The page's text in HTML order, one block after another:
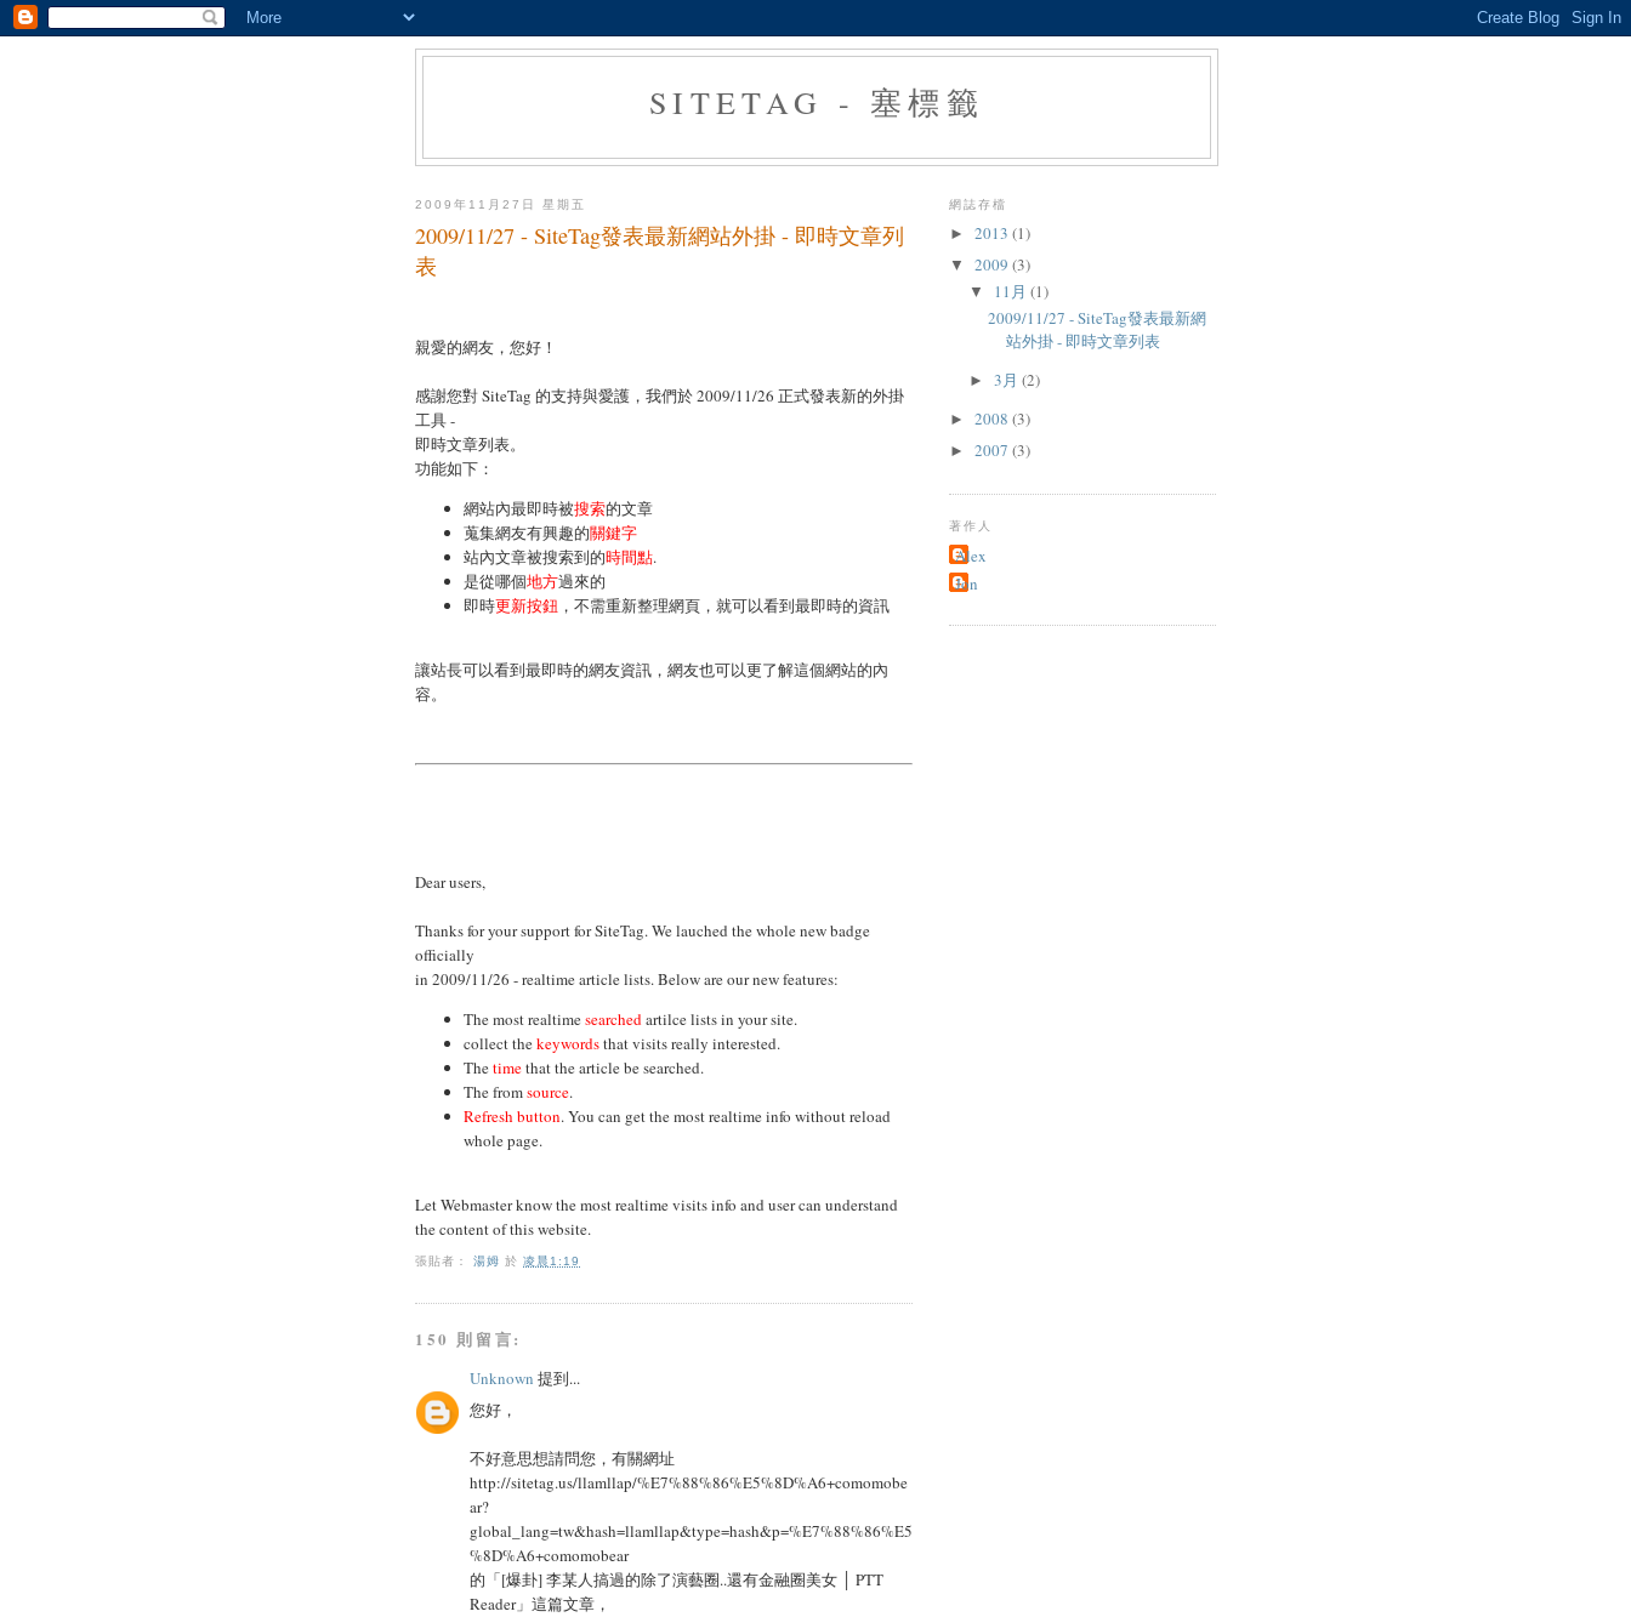
SITETAG - 塞標籤
2009年11月27日 星期五
2009/11/27 - SiteTag發表最新網站外掛 - 即時文章列
表
親愛的網友，您好！
感謝您對 SiteTag 的支持與愛護，我們於 2009/11/26 正式發表新的外掛
工具 -
即時文章列表。
功能如下：
網站內最即時被搜索的文章
蒐集網友有興趣的關鍵字
站內文章被搜索到的時間點.
是從哪個地方過來的
即時更新按鈕 ，不需重新整理網頁，就可以看到最即時的資訊
讓站長可以看到最即時的網友資訊，網友也可以更了解這個網站的內
容。
Dear users,
Thanks for your support for SiteTag. We lauched the whole new badge
officially
in 2009/11/26 - realtime article lists. Below are our new features:
The most realtimesearchedartilce lists in your site.
collect thekeywordsthat visits really interested.
Thetimethat the article be searched.
The fromsource.
Refresh button. You can get the most realtime info without reload
whole page.
Let Webmaster know the most realtime visits info and user can understand
the content of this website.
張貼者：湯姆 於凌晨1:19
150 則留言:
Unknown 提到...
您好，
不好意思想請問您，有關網址
http://sitetag.us/llamllap/%E7%88%86%E5%8D%A6+comomobe
ar?
global_lang=tw&hash=llamllap&type=hash&p=%E7%88%86%E5
%8D%A6+comomobear
的「[爆卦] 李某人搞過的除了演藝圈..還有金融圈美女 │ PTT
Reader」這篇文章，
網誌存檔
► 2013 (1)
▼ 2009 (3)
▼ 11月 (1)
2009/11/27 - SiteTag發表最新網
站外掛 - 即時文章列表
► 3月 (2)
► 2008 (3)
► 2007 (3)
著作人
Alex
Jon